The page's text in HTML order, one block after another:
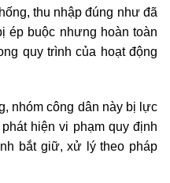
thu nhập đúng như đã
ép buộc nhưng hoàn toàn
quy trình của hoạt động
nhóm công dân này bị lực
hiện vi phạm quy định
bắt giữ, xử lý theo pháp